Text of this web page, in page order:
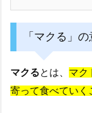
「マクる」
マクるとは、 マク
寄って食べていく